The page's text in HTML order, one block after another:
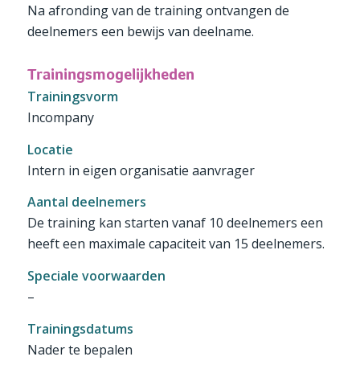
Na afronding van de training ontvangen de
deelnemers een bewijs van deelname.
Trainingsmogelijkheden
Trainingsvorm
Incompany
Locatie
Intern in eigen organisatie aanvrager
Aantal deelnemers
De training kan starten vanaf 10 deelnemers een
heeft een maximale capaciteit van 15 deelnemers.
Speciale voorwaarden
–
Trainingsdatums
Nader te bepalen